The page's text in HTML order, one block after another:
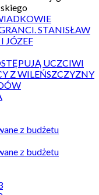
STANISŁAW
JÓZEF
UCZCIWI
Z WILEŃSZCZYZNY
z budżetu
z budżetu